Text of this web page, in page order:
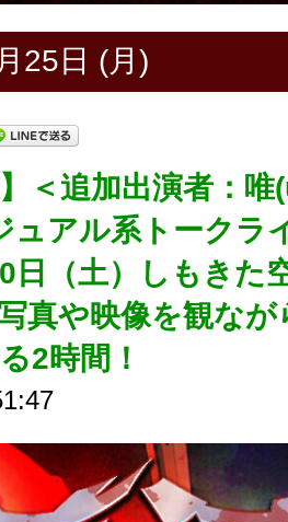
25日 (月)
】＜追加出演者：
ュアル系トークラ
日（土）しもきた
真や映像を観な
2時間！